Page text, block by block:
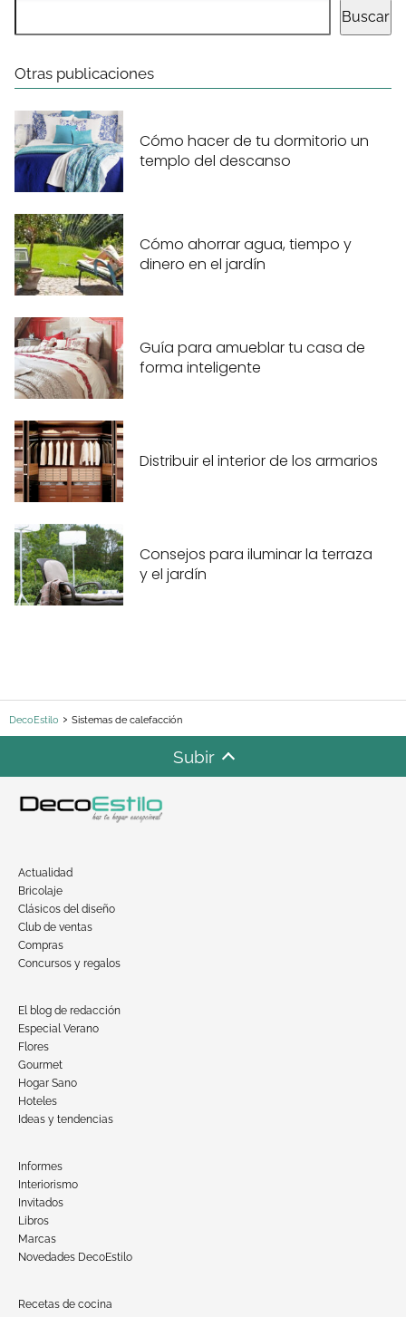
Buscar
Otras publicaciones
Cómo hacer de tu dormitorio un
templo del descanso
Cómo ahorrar agua, tiempo y
dinero en el jardín
Guía para amueblar tu casa de
forma inteligente
Distribuir el interior de los armarios
Consejos para iluminar la terraza
y el jardín
DecoEstilo Sistemas de calefacción
Subir
Actualidad
Bricolaje
Clásicos del diseño
Club de ventas
Compras
Concursos y regalos
El blog de redacción
Especial Verano
Flores
Gourmet
Hogar Sano
Hoteles
Ideas y tendencias
Informes
Interiorismo
Invitados
Libros
Marcas
Novedades DecoEstilo
Recetas de cocina